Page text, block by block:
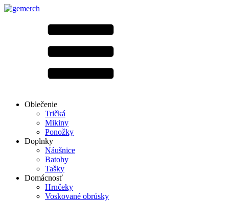
Oblečenie
Tričká
Mikiny
Ponožky
Doplnky
Náušnice
Batohy
Tašky
Domácnosť
Hrnčeky
Voskované obrúsky